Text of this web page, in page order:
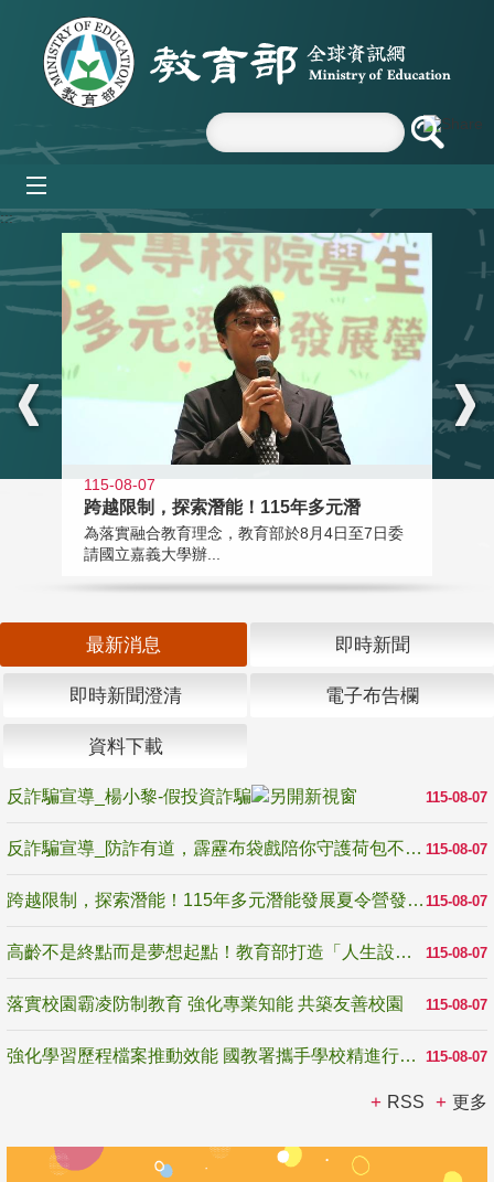
跳到主要內容區塊
:::
115-08-07
跨越限制，探索潛能！115年多元潛
為落實融合教育理念，教育部於8月4日至7日委
請國立嘉義大學辦...
最新消息 即時新聞
即時新聞澄清 電子布告欄
資料下載
115-08-07
反詐騙宣導_楊小黎-假投資詐騙
115-08-07
反詐騙宣導_防詐有道，霹靂布袋戲陪你守護荷包不受騙
115-08-07
跨越限制，探索潛能！115年多元潛能發展夏令營發掘生命無限可能
115-08-07
高齡不是終點而是夢想起點！教育部打造「人生設計夢工場」 參展第3屆高齡健康產業博覽會
115-08-07
落實校園霸凌防制教育 強化專業知能 共築友善校園
115-08-07
強化學習歷程檔案推動效能 國教署攜手學校精進行政與教學支持
RSS 更多